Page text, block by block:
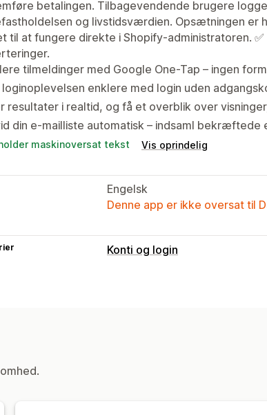
betalingen. Tilbagevendende brugere
og livstidsværdien. Opsætningen er
til at fungere direkte i Shopify-administratoren.
tilmeldinger med Google One-Tap – ingen
loginoplevelsen enklere med login uden
resultater i realtid, og få et overblik over
din e-mailliste automatisk – indsaml
maskinoversat tekst Vis oprindelig
Engelsk
Denne app er ikke oversat til
Konti og login